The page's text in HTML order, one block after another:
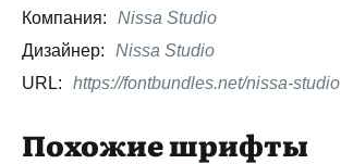
Компания:
Nissa Studio
Дизайнер:
Nissa Studio
URL:
https://fontbundles.net/nissa-studio
Похожие шрифты